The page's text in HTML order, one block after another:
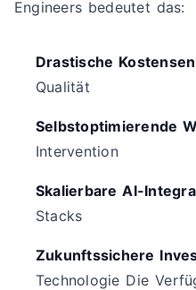
Engineers bedeutet das:
Drastische
Qualität
Selbstoptimierende
Intervention
Skalierbare AI-
Stacks
Zukunftssichere
Technologie Die